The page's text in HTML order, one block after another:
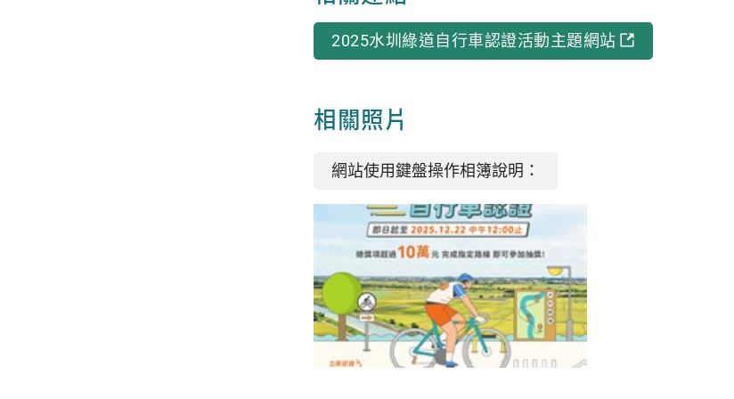
2025水圳綠道自行車認證活動主題網站
相關照片
網站使用鍵盤操作相簿說明：